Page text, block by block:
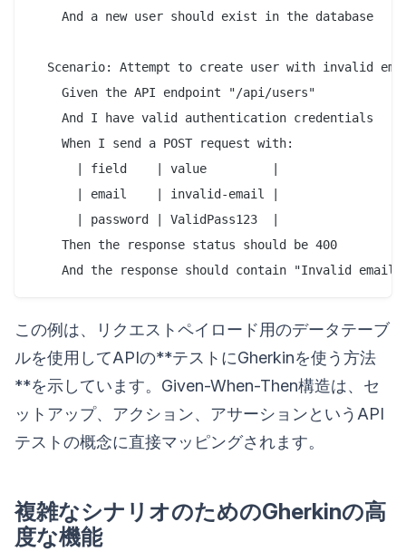
    And a new user should exist in the database
Scenario: Attempt to create user with invalid
    Given the API endpoint "/api/users"
    And I have valid authentication credentials
    When I send a POST request with:
      | field    | value         |
      | email    | invalid-email |
      | password | ValidPass123  |
    Then the response status should be 400
この例は、リクエストペイロード用のデータテーブ
ルを使用してAPIの**テストにGherkinを使う方法
**を示しています。Given-When-Then構造は、セ
ットアップ、アクション、アサーションというAPI
テストの概念に直接マッピングされます。
複雑なシナリオのためのGherkinの高
度な機能